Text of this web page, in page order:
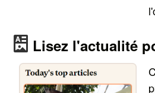
Lisez l'actualité